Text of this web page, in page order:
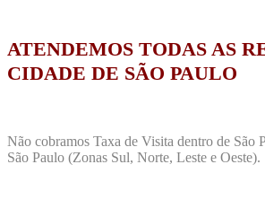
ATENDEMOS TODAS AS
CIDADE DE SÃO PAULO
Não cobramos Taxa de Visita dentro de São
São Paulo (Zonas Sul, Norte, Leste e Oeste).